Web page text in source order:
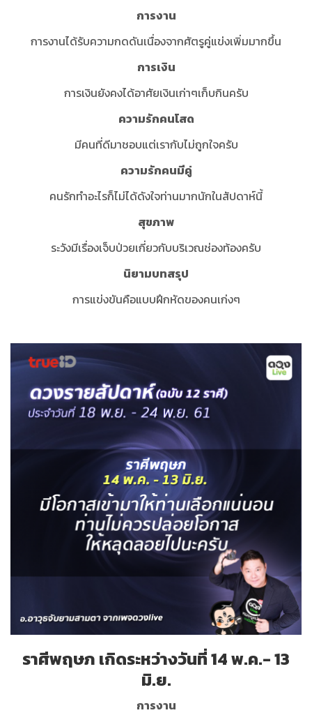
การงาน
การงานได้รับความกดดันเนื่องจากศัตรูคู่แข่งเพิ่มมากขึ้น
การเงิน
การเงินยังคงได้อาศัยเงินเก่าๆเก็บกินครับ
ความรักคนโสด
มีคนที่ดีมาชอบแต่เรากับไม่ถูกใจครับ
ความรักคนมีคู่
คนรักทำอะไรก็ไม่ได้ดังใจท่านมากนักในสัปดาห์นี้
สุขภาพ
ระวังมีเรื่องเจ็บป่วยเกี่ยวกับบริเวณช่องท้องครับ
นิยามบทสรุป
การแข่งขันคือแบบฝึกหัดของคนเก่งๆ
ราศีพฤษภ เกิดระหว่างวันที่ 14 พ.ค.- 13
มิ.ย.
การงาน